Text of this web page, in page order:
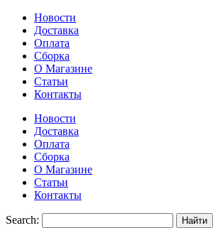
Новости
Доставка
Оплата
Сборка
О Магазине
Статьи
Контакты
Новости
Доставка
Оплата
Сборка
О Магазине
Статьи
Контакты
Search: Найти